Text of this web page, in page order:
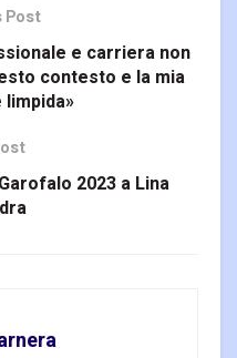
Post
e carriera non
contesto e la mia
2023 a Lina